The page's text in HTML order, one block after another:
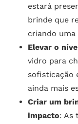
estará
brinde que
criando uma
Elevar o
vidro para
sofisticação
ainda mais
Criar um
impacto: As